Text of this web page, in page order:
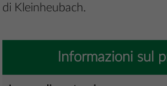
di Kleinheubach.
Informazioni sul